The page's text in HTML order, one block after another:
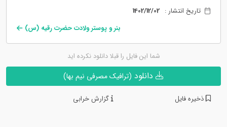
تاریخ انتشار : 1402/12/02
بنر و پوستر ولادت حضرت رقیه (س)
شما این فایل را قبلا دانلود نکرده اید
(ترافیک مصرفی نیم بها)
ذخیره فایل گزارش خرابی